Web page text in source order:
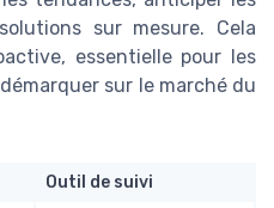
sur mesure. Cela
essentielle pour les
sur le marché du
Outil de suivi